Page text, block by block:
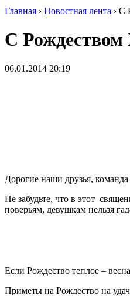
Главная › Новостная лента › С
С
06.01.2014 20:19
Дорогие наши друзья,
Не забудьте, что в этот
поверьям, девушкам нельзя
Если Рождество теплое –
Приметы на Рождество на